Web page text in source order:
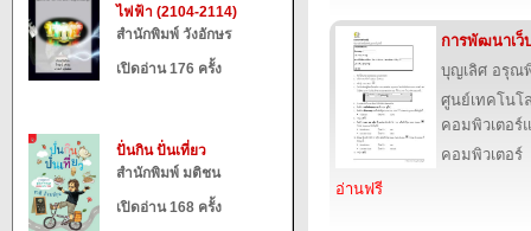
ไฟฟ้า (2104-2114)
สำนักพิมพ์ วังอักษร
เปิดอ่าน 176 ครั้ง
ปั่นกิน ปั่นเที่ยว
สำนักพิมพ์ มติชน
เปิดอ่าน 168 ครั้ง
การพัฒนาเว็
บุญเลิศ อรุณ
ศูนย์เทคโนโ
คอมพิวเตอร์
คอมพิวเตอร์
อ่านฟรี